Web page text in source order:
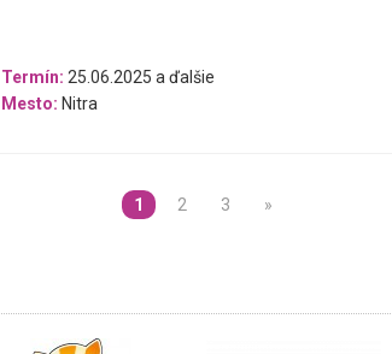
Termín: 25.06.2025 a ďalšie
Mesto: Nitra
1 2 3 »